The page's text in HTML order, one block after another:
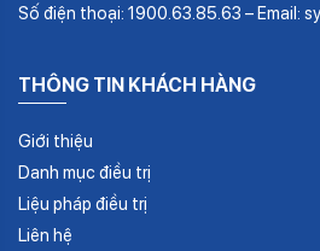
Số điện thoại: 1900.63.85.63 – Email:
THÔNG TIN KHÁCH HÀNG
Giới thiệu
Danh mục điều trị
Liệu pháp điều trị
Liên hệ